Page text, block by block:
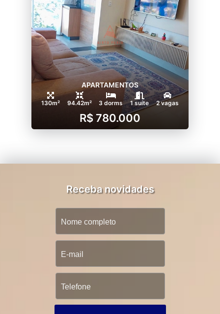
APARTAMENTOS
130m² 94.42m² 3 dorms 1 suíte 2 vagas
R$ 780.000
Receba novidades